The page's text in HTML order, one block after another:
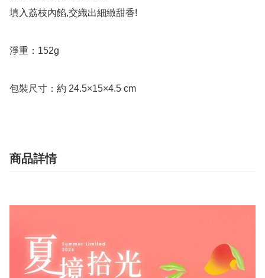
填入荔枝內餡,交織出細緻甜香!
淨重：152g
包裝尺寸：約 24.5×15×4.5 cm
商品詳情